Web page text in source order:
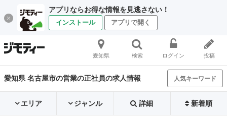
アプリならお得な情報を見逃さない！
インストール アプリで開く
愛知県 検索 ログイン 投稿
愛知県 名古屋市の営業の正社員の求人情報 人気キーワード
エリア ジャンル 詳細 新着順